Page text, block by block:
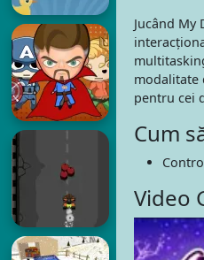
Jucând
modalitate
pentru cei
Cum
Video